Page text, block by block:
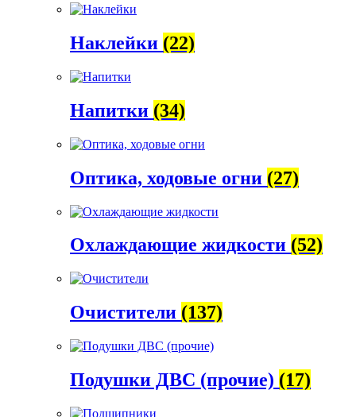
Наклейки (22)
Напитки (34)
Оптика, ходовые огни (27)
Охлаждающие жидкости (52)
Очистители (137)
Подушки ДВС (прочие) (17)